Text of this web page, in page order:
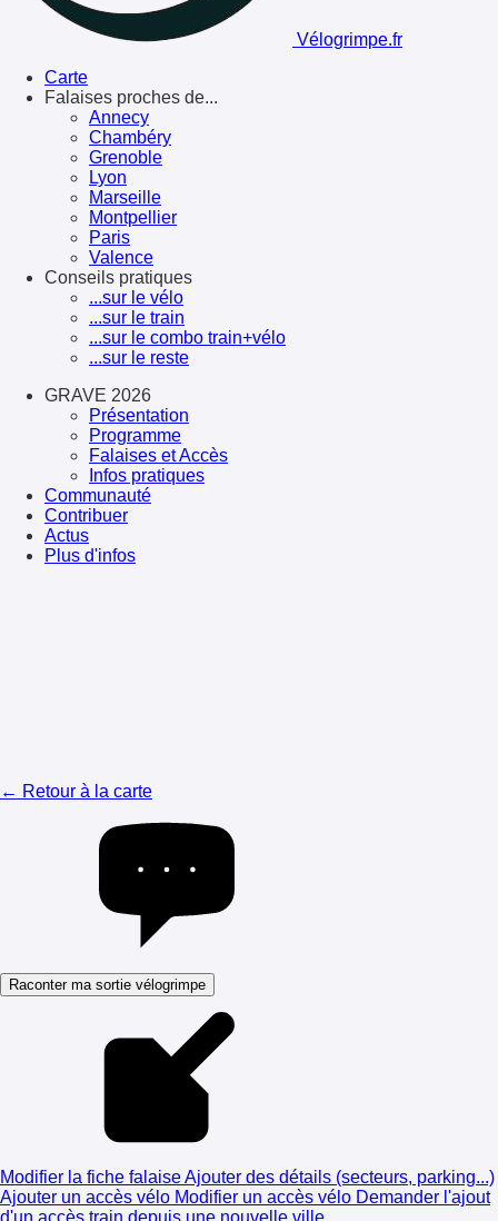
Vélogrimpe.fr
Carte
Falaises proches de...
Annecy
Chambéry
Grenoble
Lyon
Marseille
Montpellier
Paris
Valence
Conseils pratiques
...sur le vélo
...sur le train
...sur le combo train+vélo
...sur le reste
GRAVE 2026
Présentation
Programme
Falaises et Accès
Infos pratiques
Communauté
Contribuer
Actus
Plus d'infos
← Retour à la carte
Raconter ma sortie vélogrimpe
Modifier la fiche falaiseAjouter des détails (secteurs, parking...)
Ajouter un accès vélo Modifier un accès vélo Demander l'ajout
d'un accès train depuis une nouvelle ville